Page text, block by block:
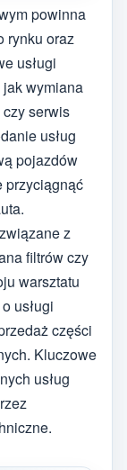
powinna
rynku oraz
usługi
wymiana
serwis
usług
pojazdów
przyciągnąć
z
filtrów czy
warsztatu
usługi
części
Kluczowe
usług